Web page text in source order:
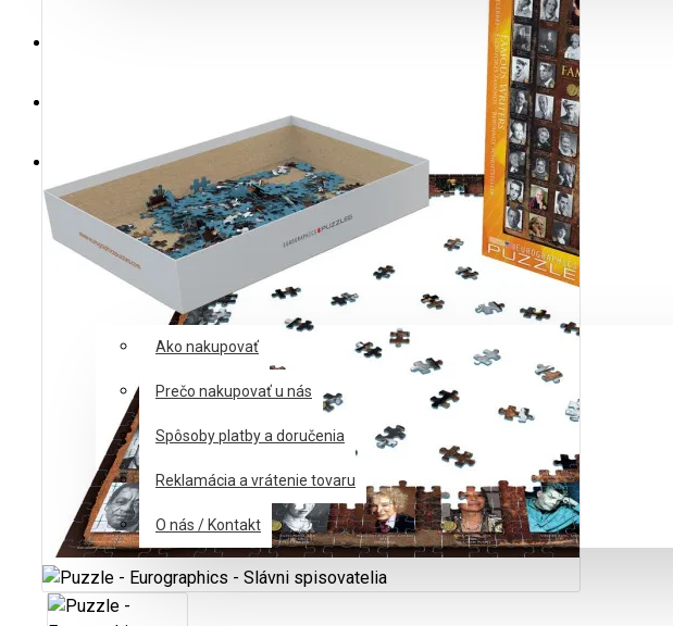
Akcie Zľavy
Blog
Informácie
Ako nakupovať
Prečo nakupovať u nás
Spôsoby platby a doručenia
Reklamácia a vrátenie tovaru
O nás / Kontakt